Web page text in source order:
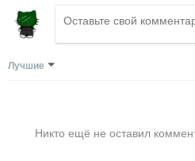
Лучшие
Никто ещё не оставил